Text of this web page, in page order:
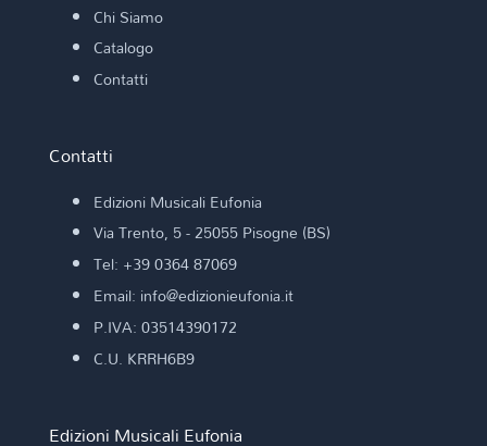
Chi Siamo
Catalogo
Contatti
Contatti
Edizioni Musicali Eufonia
Via Trento, 5 - 25055 Pisogne (BS)
Tel: +39 0364 87069
Email: info@edizionieufonia.it
P.IVA: 03514390172
C.U. KRRH6B9
Edizioni Musicali Eufonia